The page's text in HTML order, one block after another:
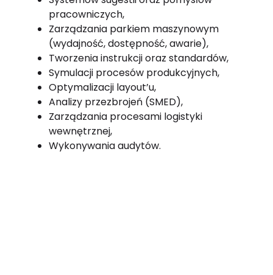
pracowniczych,
Zarządzania parkiem maszynowym
(wydajność, dostępność, awarie),
Tworzenia instrukcji oraz standardów,
Symulacji procesów produkcyjnych,
Optymalizacji layout’u,
Analizy przezbrojeń (SMED),
Zarządzania procesami logistyki
wewnętrznej,
Wykonywania audytów.